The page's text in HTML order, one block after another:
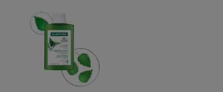
ausgleichendes
Shampoo